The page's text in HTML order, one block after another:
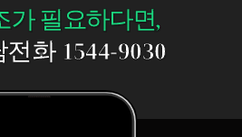
가 필요하다면,
화 1544-9030